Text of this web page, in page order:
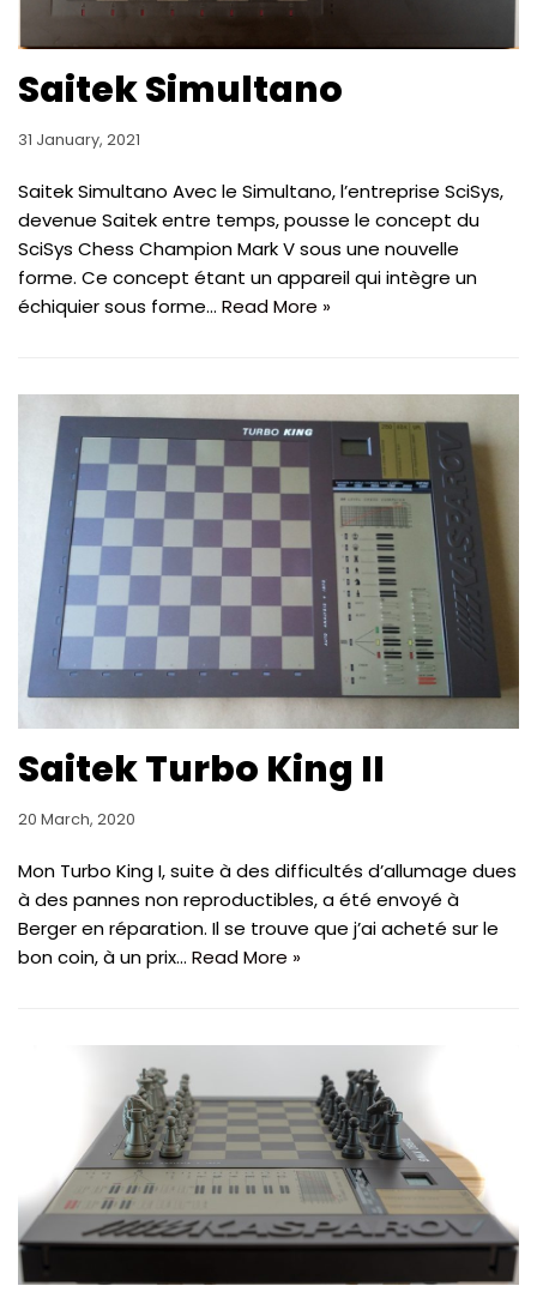
Saitek Simultano
31 January, 2021
Saitek Simultano Avec le Simultano, l’entreprise SciSys,
devenue Saitek entre temps, pousse le concept du
SciSys Chess Champion Mark V sous une nouvelle
forme. Ce concept étant un appareil qui intègre un
échiquier sous forme… Read More »
Saitek Turbo King II
20 March, 2020
Mon Turbo King I, suite à des difficultés d’allumage dues
à des pannes non reproductibles, a été envoyé à
Berger en réparation. Il se trouve que j’ai acheté sur le
bon coin, à un prix… Read More »